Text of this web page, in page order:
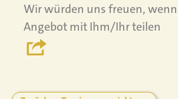
Wir würden uns freuen, wenn
Angebot mit Ihm/Ihr teilen